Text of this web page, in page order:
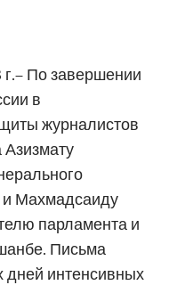
г.– По завершении
в
журналистов
и Махмадсаиду
парламента и
Письма
дней интенсивных